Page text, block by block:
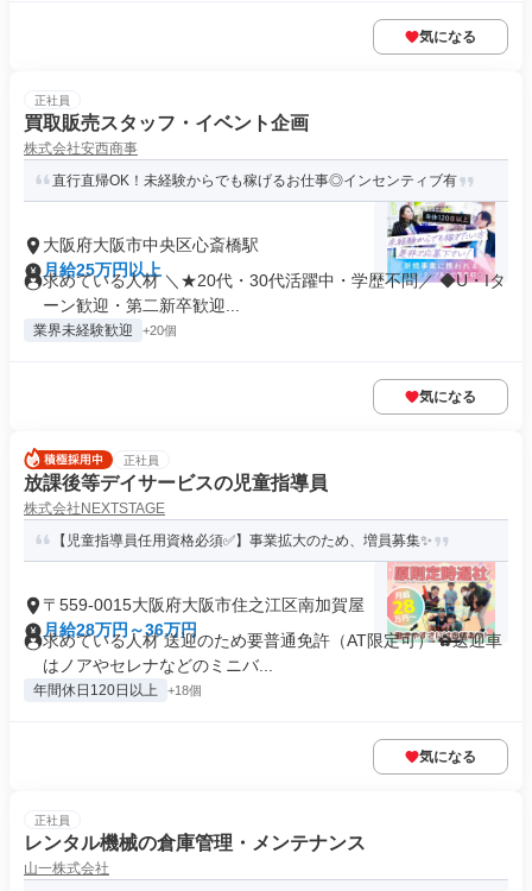
気になる
正社員
買取販売スタッフ・イベント企画
株式会社安西商事
直行直帰OK！未経験からでも稼げるお仕事◎インセンティブ有
大阪府大阪市中央区心斎橋駅
月給25万円以上
求めている人材 ＼★20代・30代活躍中・学歴不問／ ◆U・Iタ
ーン歓迎・第二新卒歓迎...
業界未経験歓迎 +20個
気になる
正社員
放課後等デイサービスの児童指導員
株式会社NEXTSTAGE
【児童指導員任用資格必須✅】事業拡大のため、増員募集✨
〒559-0015大阪府大阪市住之江区南加賀屋
月給28万円～36万円
求めている人材 送迎のため要普通免許（AT限定可） ✿送迎車
はノアやセレナなどのミニバ...
年間休日120日以上 +18個
気になる
正社員
レンタル機械の倉庫管理・メンテナンス
山一株式会社